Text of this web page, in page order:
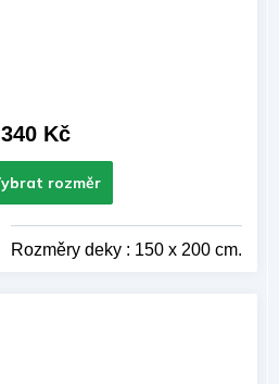
340 Kč
Rozměry deky : 150 x 200 cm.